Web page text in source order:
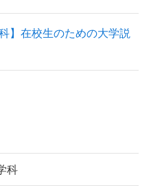
】在校生のための大学説
科